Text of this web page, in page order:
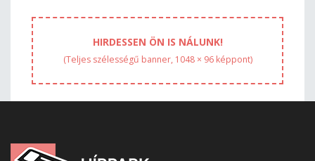
HIRDESSEN ÖN IS NÁLUNK!
(Teljes szélességű banner, 1048 × 96 képpont)